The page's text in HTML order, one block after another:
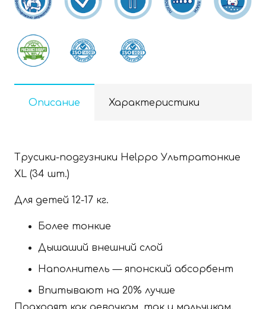
Описание Характеристики
Трусики-подгузники Helppo Ультратонкие
XL (34 шт.)
Для детей 12-17 кг.
Более тонкие
Дышаший внешний слой
Наполнитель — японский абсорбент
Впитывают на 20% лучше